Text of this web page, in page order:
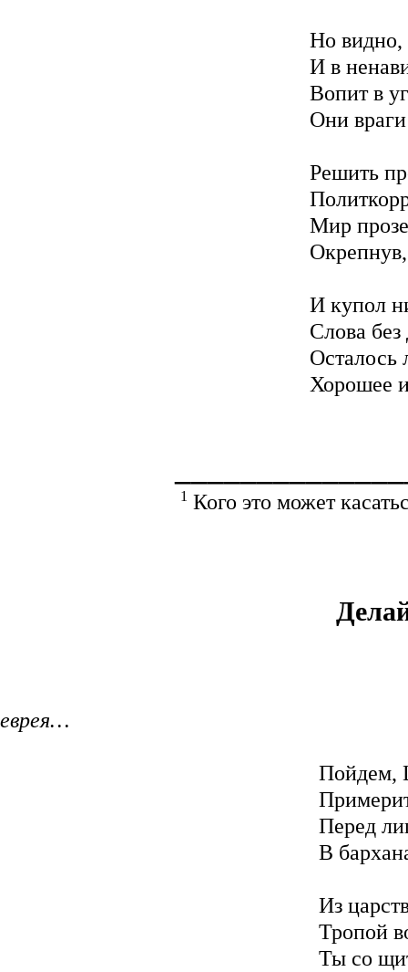
Но видно,
И в
Вопит в
Они
Решить
Мир
И купол
Слова без
Осталось
Хорошее
1 Кого это может
еврея…
Пойдем,
Перед
В
Из
Тропой
Ты со